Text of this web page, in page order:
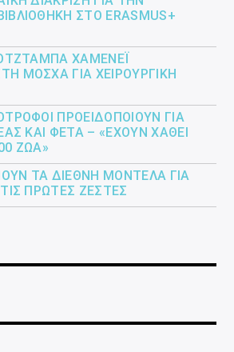
ΣΤΟ ERASMUS+
ΧΑΜΕΝΕΪ́
ΜΌΣΧΑ ΓΙΑ ΧΕΙΡΟΥΡΓΙΚΉ
ΠΡΟΕΙΔΟΠΟΙΟΎΝ ΓΙΑ
ΚΑΙ ΦΈΤΑ – «ΈΧΟΥΝ ΧΑΘΕΊ
ΖΏΑ»
ΤΑ ΔΙΕΘΝΉ ΜΟΝΤΈΛΑ ΓΙΑ
ΠΡΏΤΕΣ ΖΈΣΤΕΣ